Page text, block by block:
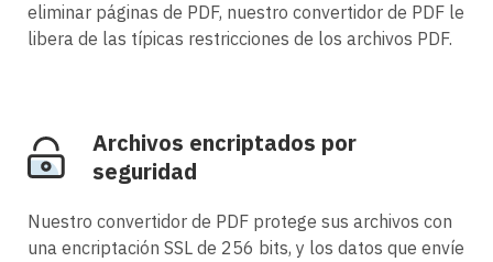
eliminar páginas de PDF, nuestro convertidor de PDF le
libera de las típicas restricciones de los archivos PDF.
Archivos encriptados por
seguridad
Nuestro convertidor de PDF protege sus archivos con
una encriptación SSL de 256 bits, y los datos que envíe